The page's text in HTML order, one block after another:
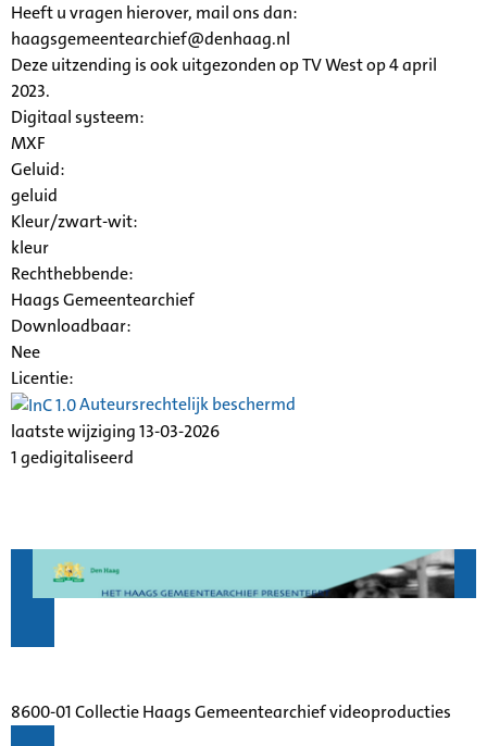
Heeft u vragen hierover, mail ons dan:
haagsgemeentearchief@denhaag.nl
Deze uitzending is ook uitgezonden op TV West op 4 april
2023.
Digitaal systeem:
MXF
Geluid:
geluid
Kleur/zwart-wit:
kleur
Rechthebbende:
Haags Gemeentearchief
Downloadbaar:
Nee
Licentie:
Auteursrechtelijk beschermd
laatste wijziging 13-03-2026
1 gedigitaliseerd
8600-01 Collectie Haags Gemeentearchief videoproducties